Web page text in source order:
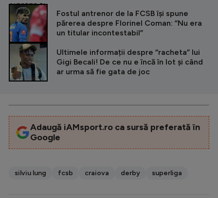
CITEȘTE ȘI
Fostul antrenor de la FCSB își spune
părerea despre Florinel Coman: ”Nu era
un titular incontestabil”
Ultimele informații despre “racheta” lui
Gigi Becali! De ce nu e încă în lot și când
ar urma să fie gata de joc
Adaugă iAMsport.ro ca sursă preferată în
Google
silviu lung fcsb craiova derby superliga